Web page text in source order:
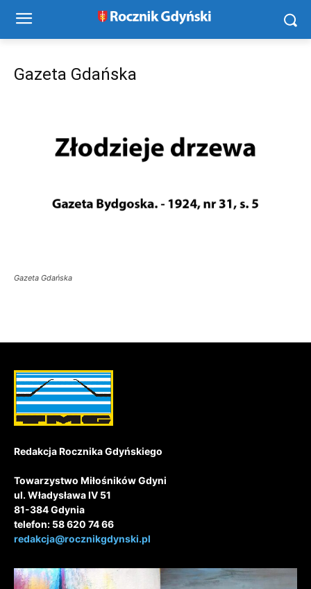
Gazeta Gdańska
Gazeta Gdańska
Redakcja Rocznika Gdyńskiego
Towarzystwo Miłośników Gdyni
ul. Władysława IV 51
81-384 Gdynia
telefon: 58 620 74 66
redakcja@rocznikgdynski.pl